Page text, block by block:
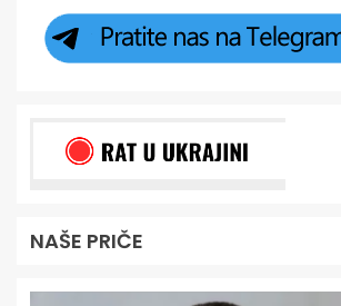
NAŠE PRIČE